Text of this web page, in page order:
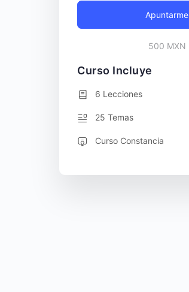
Apuntarme
500 MXN
Curso Incluye
6 Lecciones
25 Temas
Curso Constancia